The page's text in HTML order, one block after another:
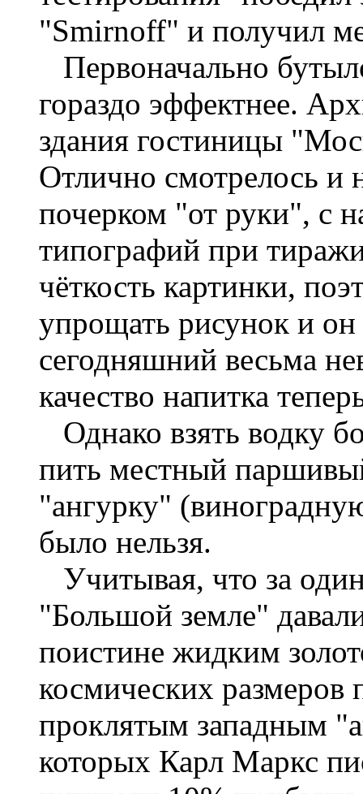
"Smirnoff" и получил
Первоначально
гораздо эффектнее.
здания гостиницы
Отлично смотрелось и
почерком "от руки", с
типографий при
чёткость картинки,
упрощать рисунок и
сегодняшний весьма
качество напитка
Однако взять водку
пить местный
"ангурку"
было нельзя.
Учитывая, что за
"Большой земле"
поистине жидким
космических размеров
проклятым западным
которых Карл Маркс